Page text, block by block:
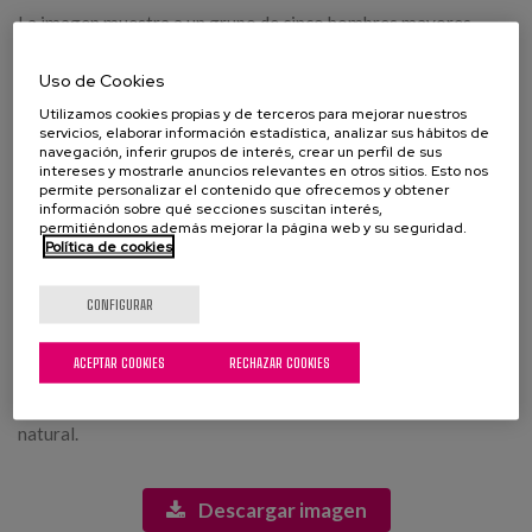
La imagen muestra a un grupo de cinco hombres mayores
cálido y acogedor. La mesa está cubierta con un mantel blanco
hombres parecen disfrutar de una conversación amena,
sonriendo y luciendo relajados. La luz natural entra a través de
las ventanas, iluminando las caras de los hombres y creando un
ambiente alegre. Al fondo, se puede observar la vegetación
exterior, lo que añade un toque de frescura a la escena. La
composición refleja un momento de camaradería y nostalgia
reunión especial.
Etiquetas:
hombres mayores, reunión, amistad, comida, sobremesa,
natural.
Descargar imagen
Uso de Cookies
Utilizamos cookies propias y de terceros para mejorar nuestros
servicios, elaborar información estadística, analizar sus hábitos de
navegación, inferir grupos de interés, crear un perfil de sus
intereses y mostrarle anuncios relevantes en otros sitios. Esto nos
permite personalizar el contenido que ofrecemos y obtener
información sobre qué secciones suscitan interés,
permitiéndonos además mejorar la página web y su seguridad.
Política de cookies
CONFIGURAR
RECHAZAR COOKIES
ACEPTAR COOKIES